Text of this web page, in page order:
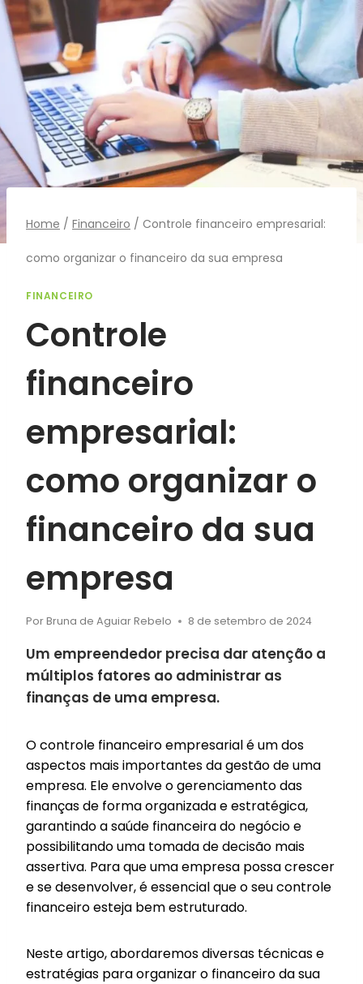
Pular
para
Conteúdo
Home / Financeiro / Controle financeiro empresarial:
como organizar o financeiro da sua empresa
FINANCEIRO
Controle
financeiro
empresarial:
como organizar o
financeiro da sua
empresa
PorBruna de Aguiar Rebelo 8 de setembro de 2024
Um empreendedor precisa dar atenção a
múltiplos fatores ao administrar as
finanças de uma empresa.
O controle financeiro empresarial é um dos
aspectos mais importantes da gestão de uma
empresa. Ele envolve o gerenciamento das
finanças de forma organizada e estratégica,
garantindo a saúde financeira do negócio e
possibilitando uma tomada de decisão mais
assertiva. Para que uma empresa possa crescer
e se desenvolver, é essencial que o seu controle
financeiro esteja bem estruturado.
Neste artigo, abordaremos diversas técnicas e
estratégias para organizar o financeiro da sua